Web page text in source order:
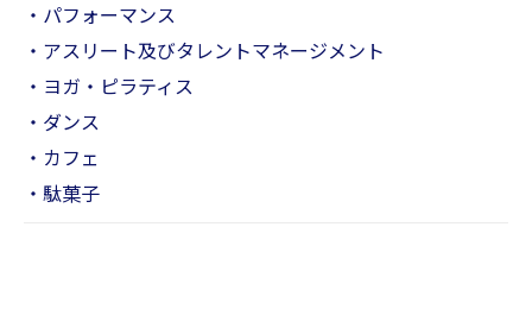
・パフォーマンス
・アスリート及びタレントマネージメント
・ヨガ・ピラティス
・ダンス
・カフェ
・駄菓子​